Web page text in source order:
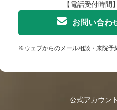
【電話受付時間
お問い合わ
※ウェブからのメール相談・来院予
公式アカウン